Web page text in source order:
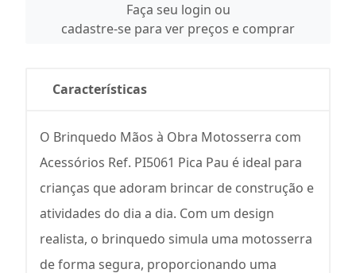
Faça seu login ou
cadastre-se para ver preços e comprar
Características
O Brinquedo Mãos à Obra Motosserra com
Acessórios Ref. PI5061 Pica Pau é ideal para
crianças que adoram brincar de construção e
atividades do dia a dia. Com um design
realista, o brinquedo simula uma motosserra
de forma segura, proporcionando uma